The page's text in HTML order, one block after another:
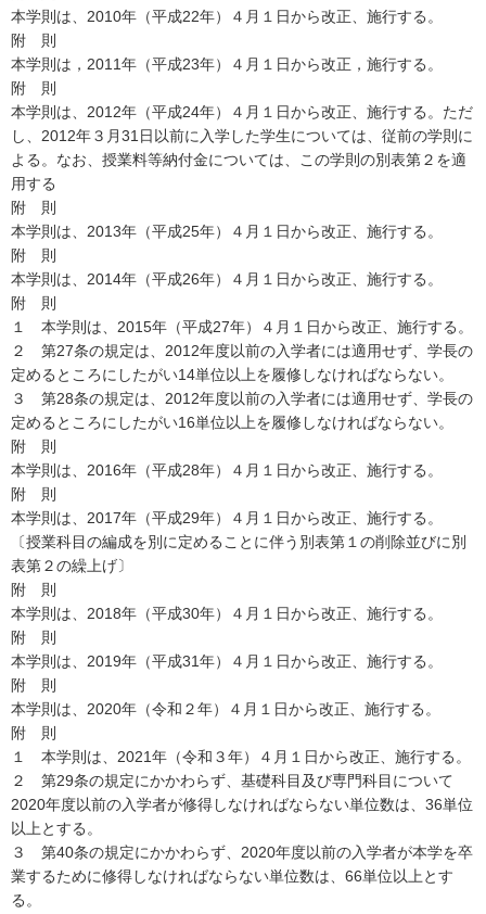
本学則は、2010年（平成22年）４月１日から改正、施行する。
附 則
本学則は，2011年（平成23年）４月１日から改正，施行する。
附 則
本学則は、2012年（平成24年）４月１日から改正、施行する。ただ
し、2012年３月31日以前に入学した学生については、従前の学則に
よる。なお、授業料等納付金については、この学則の別表第２を適
用する
附 則
本学則は、2013年（平成25年）４月１日から改正、施行する。
附 則
本学則は、2014年（平成26年）４月１日から改正、施行する。
附 則
１ 本学則は、2015年（平成27年）４月１日から改正、施行する。
２ 第27条の規定は、2012年度以前の入学者には適用せず、学長の
定めるところにしたがい14単位以上を履修しなければならない。
３ 第28条の規定は、2012年度以前の入学者には適用せず、学長の
定めるところにしたがい16単位以上を履修しなければならない。
附 則
本学則は、2016年（平成28年）４月１日から改正、施行する。
附 則
本学則は、2017年（平成29年）４月１日から改正、施行する。
〔授業科目の編成を別に定めることに伴う別表第１の削除並びに別
表第２の繰上げ〕
附 則
本学則は、2018年（平成30年）４月１日から改正、施行する。
附 則
本学則は、2019年（平成31年）４月１日から改正、施行する。
附 則
本学則は、2020年（令和２年）４月１日から改正、施行する。
附 則
１ 本学則は、2021年（令和３年）４月１日から改正、施行する。
２ 第29条の規定にかかわらず、基礎科目及び専門科目について
2020年度以前の入学者が修得しなければならない単位数は、36単位
以上とする。
３ 第40条の規定にかかわらず、2020年度以前の入学者が本学を卒
業するために修得しなければならない単位数は、66単位以上とす
る。